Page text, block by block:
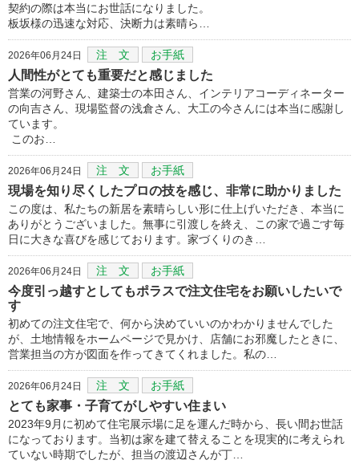
契約の際は本当にお世話になりました。
板坂様の迅速な対応、決断力は素晴ら…
2026年06月24日 注 文 お手紙
人間性がとても重要だと感じました
営業の河野さん、建築士の本田さん、インテリアコーディネーター
の向吉さん、現場監督の浅倉さん、大工の今さんには本当に感謝し
ています。
このお…
2026年06月24日 注 文 お手紙
現場を知り尽くしたプロの技を感じ、非常に助かりました
この度は、私たちの新居を素晴らしい形に仕上げいただき、本当に
ありがとうございました。無事に引渡しを終え、この家で過ごす毎
日に大きな喜びを感じております。家づくりのき…
2026年06月24日 注 文 お手紙
今度引っ越すとしてもポラスで注文住宅をお願いしたいで
す
初めての注文住宅で、何から決めていいのかわかりませんでした
が、土地情報をホームページで見かけ、店舗にお邪魔したときに、
営業担当の方が図面を作ってきてくれました。私の…
2026年06月24日 注 文 お手紙
とても家事・子育てがしやすい住まい
2023年9月に初めて住宅展示場に足を運んだ時から、長い間お世話
になっております。当初は家を建て替えることを現実的に考えられ
ていない時期でしたが、担当の渡辺さんが丁…